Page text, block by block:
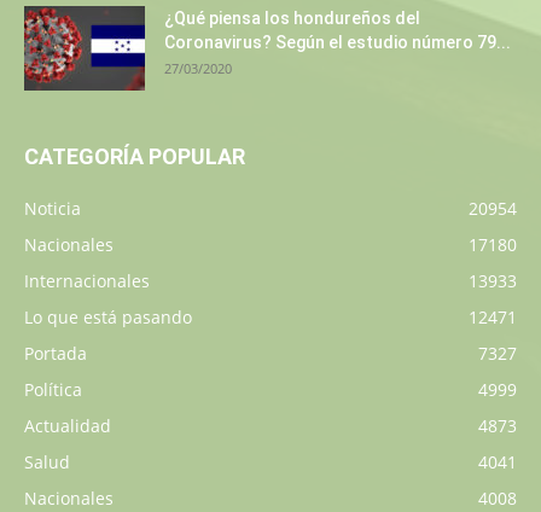
¿Qué piensa los hondureños del
Coronavirus? Según el estudio número 79...
27/03/2020
CATEGORÍA POPULAR
Noticia
20954
Nacionales
17180
Internacionales
13933
Lo que está pasando
12471
Portada
7327
Política
4999
Actualidad
4873
Salud
4041
Nacionales
4008